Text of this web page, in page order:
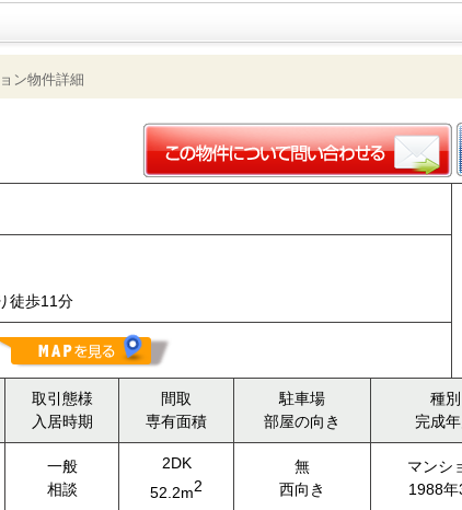
ン物件詳細
徒歩11分
取引態様
入居時期
間取
専有面積
駐車場
部屋の向き
種別
完成年
一般
相談
2DK
52.2m2
無
西向き
マンシ
1988年